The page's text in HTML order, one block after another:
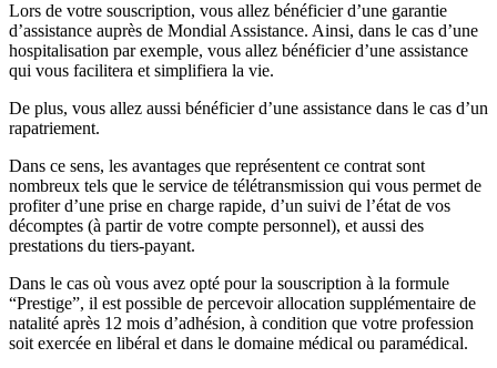
Lors de votre souscription, vous allez bénéficier d’une garantie
d’assistance auprès de Mondial Assistance. Ainsi, dans le cas d’une
hospitalisation par exemple, vous allez bénéficier d’une assistance
qui vous facilitera et simplifiera la vie.
De plus, vous allez aussi bénéficier d’une assistance dans le cas d’un
rapatriement.
Dans ce sens, les avantages que représentent ce contrat sont
nombreux tels que le service de télétransmission qui vous permet de
profiter d’une prise en charge rapide, d’un suivi de l’état de vos
décomptes (à partir de votre compte personnel), et aussi des
prestations du tiers-payant.
Dans le cas où vous avez opté pour la souscription à la formule
“Prestige”, il est possible de percevoir allocation supplémentaire de
natalité après 12 mois d’adhésion, à condition que votre profession
soit exercée en libéral et dans le domaine médical ou paramédical.